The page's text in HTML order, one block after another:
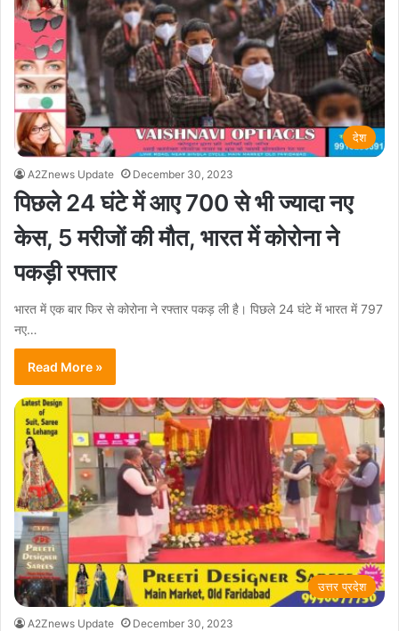
देश
A2Znews Update December 30, 2023
पिछले 24 घंटे में आए 700 से भी ज्यादा नए
केस, 5 मरीजों की मौत, भारत में कोरोना ने
पकड़ी रफ्तार
भारत में एक बार फिर से कोरोना ने रफ्तार पकड़ ली है। पिछले 24 घंटे में भारत में 797
नए…
Read More »
उत्तर प्रदेश
A2Znews Update December 30, 2023